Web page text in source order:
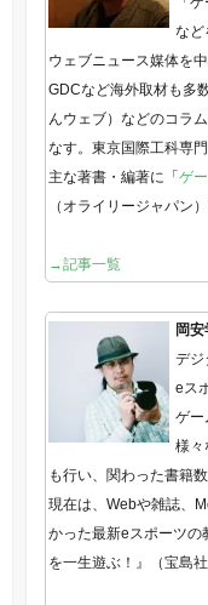
など
ウェブニュース媒体を
GDCなど海外取材も多
んウェブ）などのコラ
なす。東京国際工科専門
主な著書・編著に「ゲ
（オライリージャパン
→記事一覧
岡安
デジ
eス
ゲー
様々
も行い、関わった書籍
現在は、Webや雑誌、
かった最新eスポーツの
を一生遊ぶ！』（宝島